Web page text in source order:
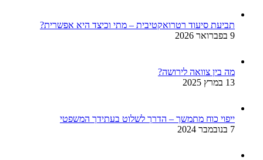
תביעת סיעוד רטרואקטיבית – מתי וכיצד היא אפשרית?
9 בפברואר 2026
מה בין צוואה לירושה?
13 במרץ 2025
ייפוי כוח מתמשך – הדרך לשלוט בעתידך המשפטי
7 בנובמבר 2024